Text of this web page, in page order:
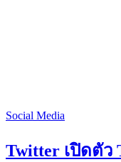
Social Media
Twitter เปิดตัว